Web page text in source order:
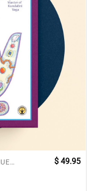
KUNDALINI YOGA KRIYAS ET MANUELS DE MÉDITATIONS $ 49.95